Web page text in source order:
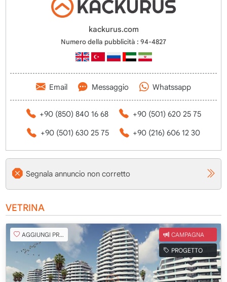
kackurus.com
Numero della pubblicità : 94-4827
Email Messaggio Whatssapp
+90 (850) 840 16 68 +90 (501) 620 25 75
+90 (501) 630 25 75 +90 (216) 606 12 30
Segnala annuncio non corretto
VETRINA
AGGIUNGI PREFERITO CAMPAGNA
PROGETTO